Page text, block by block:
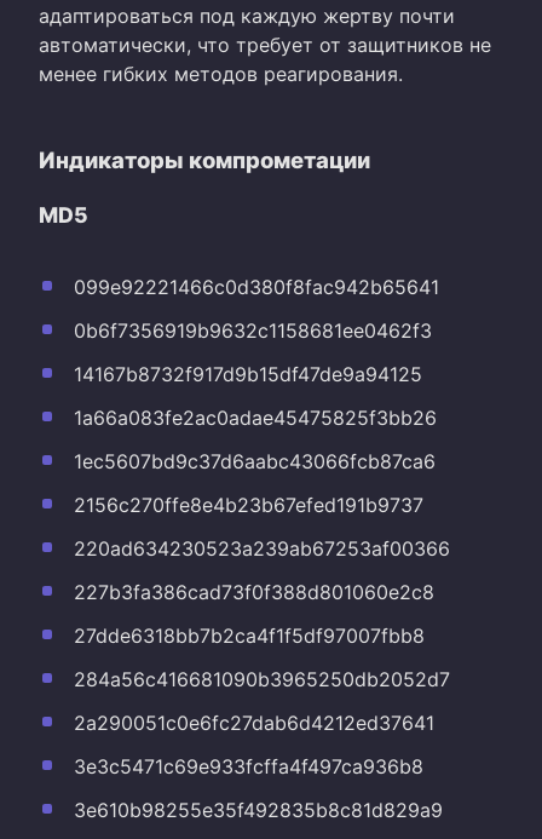
адаптироваться под каждую жертву почти
автоматически, что требует от защитников не
менее гибких методов реагирования.
Индикаторы компрометации
MD5
099e92221466c0d380f8fac942b65641
0b6f7356919b9632c1158681ee0462f3
14167b8732f917d9b15df47de9a94125
1a66a083fe2ac0adae45475825f3bb26
1ec5607bd9c37d6aabc43066fcb87ca6
2156c270ffe8e4b23b67efed191b9737
220ad634230523a239ab67253af00366
227b3fa386cad73f0f388d801060e2c8
27dde6318bb7b2ca4f1f5df97007fbb8
284a56c416681090b3965250db2052d7
2a290051c0e6fc27dab6d4212ed37641
3e3c5471c69e933fcffa4f497ca936b8
3e610b98255e35f492835b8c81d829a9